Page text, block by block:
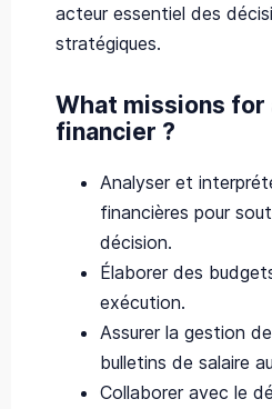
acteur essentiel des
stratégiques.
What missions for
financier ?
Analyser et
financières pour
décision.
Élaborer des
exécution.
Assurer la gestion
bulletins de salaire
Collaborer avec le